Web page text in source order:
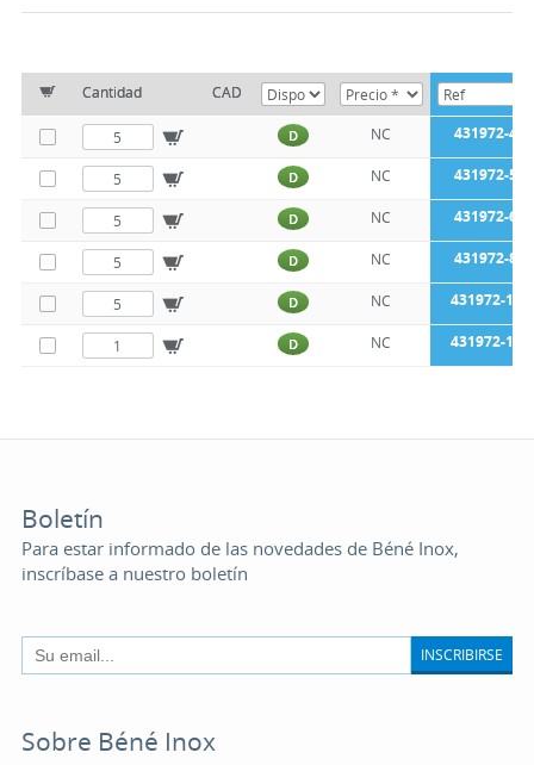
Cantidad CAD
D NC 431972-4
D NC 431972-5
D NC 431972-6
D NC 431972-8
D NC 431972-10
D NC 431972-12
Boletín
Para estar informado de las novedades de Béné Inox,
inscríbase a nuestro boletín
INSCRIBIRSE
Sobre Béné Inox